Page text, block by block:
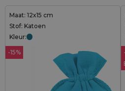
Maat: 12x15 cm
Stof: Katoen
Kleur:
-15%